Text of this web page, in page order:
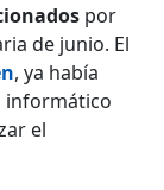
por
de junio. El
, ya había
informático
el